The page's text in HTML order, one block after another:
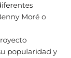
Moré o
popularidad y